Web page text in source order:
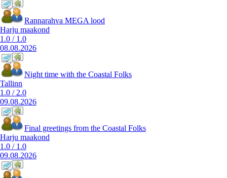
Rannarahva MEGA lood
Harju maakond
1.0 / 1.0
08.08.2026
Night time with the Coastal Folks
Tallinn
1.0 / 2.0
09.08.2026
Final greetings from the Coastal Folks
Harju maakond
1.0 / 1.0
09.08.2026